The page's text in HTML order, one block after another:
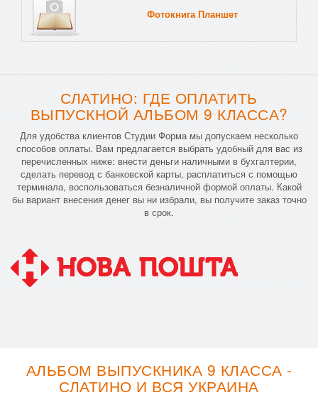
Фотокнига Планшет
СЛАТИНО: ГДЕ ОПЛАТИТЬ
ВЫПУСКНОЙ АЛЬБОМ 9 КЛАССА?
Для удобства клиентов Студии Форма мы допускаем несколько
способов оплаты. Вам предлагается выбрать удобный для вас из
перечисленных ниже: внести деньги наличными в бухгалтерии,
сделать перевод с банковской карты, расплатиться с помощью
терминала, воспользоваться безналичной формой оплаты. Какой
бы вариант внесения денег вы ни избрали, вы получите заказ точно
в срок.
АЛЬБОМ ВЫПУСКНИКА 9 КЛАССА -
СЛАТИНО И ВСЯ УКРАИНА